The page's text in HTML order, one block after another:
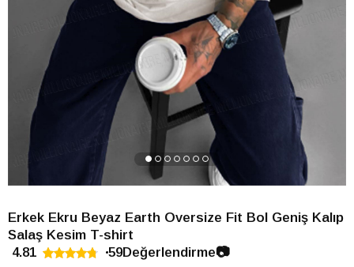
Erkek Ekru Beyaz Earth Oversize Fit Bol Geniş Kalıp
Salaş Kesim T-shirt
4.81
59Değerlendirme📷